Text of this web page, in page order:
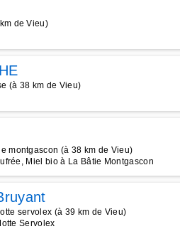
de Vieu)
(à 38 km de Vieu)
montgascon (à 38 km de Vieu)
Miel bio à La Bâtie Montgascon
servolex (à 39 km de Vieu)
Servolex